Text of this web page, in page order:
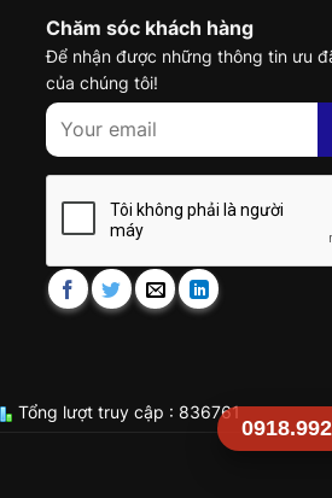
Chăm sóc khách hàng
Để nhận được những thông tin ưu
của chúng tôi!
Tổng lượt truy cập : 836761